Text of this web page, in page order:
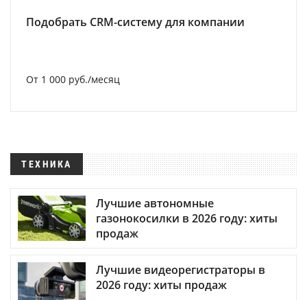
Подобрать CRM-систему для компании
От 1 000 руб./месяц
ТЕХНИКА
Лучшие автономные
газонокосилки в 2026 году: хиты
продаж
Лучшие видеорегистраторы в
2026 году: хиты продаж